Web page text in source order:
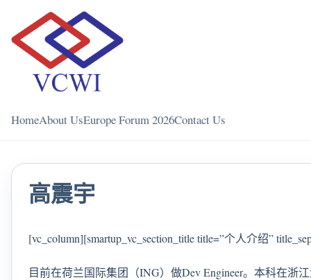
HomeAbout UsEurope Forum 2026Contact Us
高震宇
[vc_column][smartup_vc_section_title title=”个人介绍”
目前在荷兰国际集团（ING）做Dev Engineer。本科在